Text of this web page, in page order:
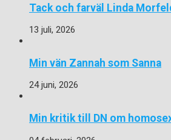
Tack och farväl Linda
13 juli, 2026
Min vän Zannah som Sanna
24 juni, 2026
Min kritik till DN om